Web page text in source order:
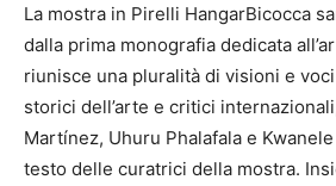
La mostra in Pirelli HangarBicocca
dalla prima monografia dedicata
riunisce una pluralità di visioni e
storici dell’arte e critici
Martínez, Uhuru Phalafala e
testo delle curatrici della mostra.